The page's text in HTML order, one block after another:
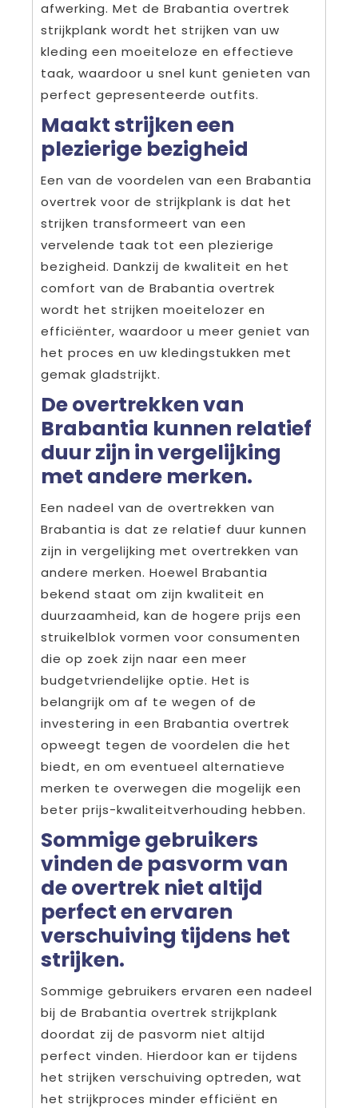
afwerking. Met de Brabantia overtrek
strijkplank wordt het strijken van uw
kleding een moeiteloze en effectieve
taak, waardoor u snel kunt genieten van
perfect gepresenteerde outfits.
Maakt strijken een
plezierige bezigheid
Een van de voordelen van een Brabantia
overtrek voor de strijkplank is dat het
strijken transformeert van een
vervelende taak tot een plezierige
bezigheid. Dankzij de kwaliteit en het
comfort van de Brabantia overtrek
wordt het strijken moeitelozer en
efficiënter, waardoor u meer geniet van
het proces en uw kledingstukken met
gemak gladstrijkt.
De overtrekken van
Brabantia kunnen relatief
duur zijn in vergelijking
met andere merken.
Een nadeel van de overtrekken van
Brabantia is dat ze relatief duur kunnen
zijn in vergelijking met overtrekken van
andere merken. Hoewel Brabantia
bekend staat om zijn kwaliteit en
duurzaamheid, kan de hogere prijs een
struikelblok vormen voor consumenten
die op zoek zijn naar een meer
budgetvriendelijke optie. Het is
belangrijk om af te wegen of de
investering in een Brabantia overtrek
opweegt tegen de voordelen die het
biedt, en om eventueel alternatieve
merken te overwegen die mogelijk een
beter prijs-kwaliteitverhouding hebben.
Sommige gebruikers
vinden de pasvorm van
de overtrek niet altijd
perfect en ervaren
verschuiving tijdens het
strijken.
Sommige gebruikers ervaren een nadeel
bij de Brabantia overtrek strijkplank
doordat zij de pasvorm niet altijd
perfect vinden. Hierdoor kan er tijdens
het strijken verschuiving optreden, wat
het strijkproces minder efficiënt en